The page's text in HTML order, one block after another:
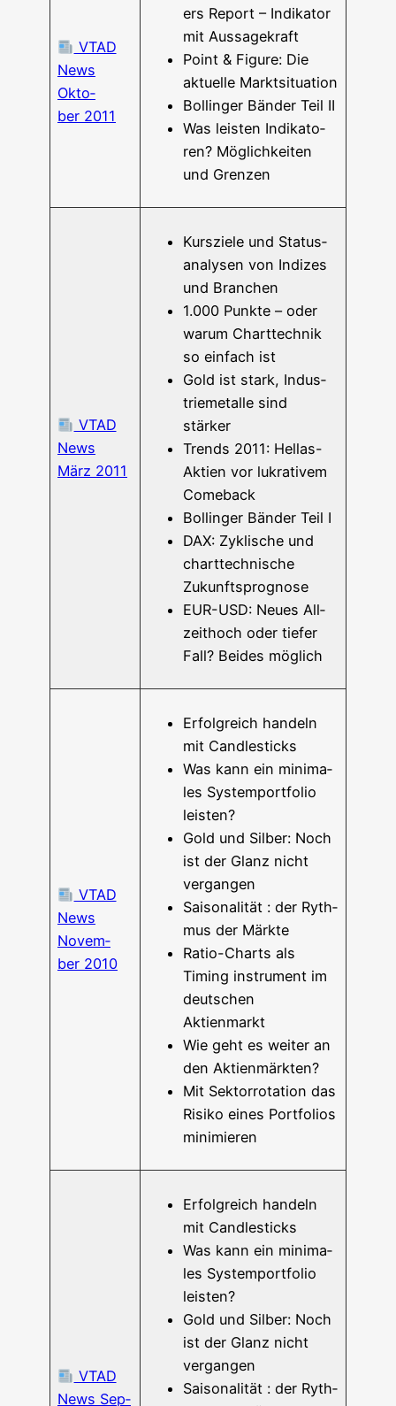
VTAD
News
Okto­
ber 2011
ers Report – Indi­ka­tor
mit Aussagekraft
Point & Figu­re: Die
aktu­el­le Marktsituation
Bol­lin­ger Bän­der Teil II
Was leis­ten Indi­ka­to­
ren? Mög­lich­kei­ten
und Grenzen
VTAD
News
März 2011
Kurs­zie­le und Sta­tus­
ana­ly­sen von Indi­zes
und Branchen
1.000 Punk­te – oder
war­um Chart­tech­nik
so ein­fach ist
Gold ist stark, Indus­
trie­me­tal­le sind
stärker
Trends 2011: Hel­las-
Akti­en vor lukra­ti­vem
Comeback
Bol­lin­ger Bän­der Teil I
DAX: Zykli­sche und
chart­tech­ni­sche
Zukunftsprognose
EUR-USD: Neu­es All­
zeit­hoch oder tie­fer
Fall? Bei­des möglich
VTAD
News
Novem­
ber 2010
Erfolg­reich han­deln
mit Candlesticks
Was kann ein mini­ma­
les Sys­tem­po­rt­fo­lio
leisten?
Gold und Sil­ber: Noch
ist der Glanz nicht
vergangen
Sai­so­na­li­tät : der Ryth­
mus der Märkte
Ratio-Charts als
Timing instru­ment im
deut­schen
Aktienmarkt
Wie geht es wei­ter an
den Aktienmärkten?
Mit Sek­tor­ro­ta­ti­on das
Risi­ko eines Port­fo­li­os
minimieren
VTAD
News Sep­
Erfolg­reich han­deln
mit Candlesticks
Was kann ein mini­ma­
les Sys­tem­po­rt­fo­lio
leisten?
Gold und Sil­ber: Noch
ist der Glanz nicht
vergangen
Sai­so­na­li­tät : der Ryth­